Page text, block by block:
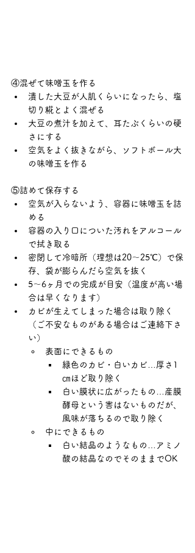
④混ぜて味噌玉を作る
潰した大豆が人肌くらいになったら、塩
切り糀とよく混ぜる
大豆の煮汁を加えて、耳たぶくらいの硬
さにする
空気をよく抜きながら、ソフトボール大
の味噌玉を作る
⑤詰めて保存する
空気が入らないよう、容器に味噌玉を詰
める
容器の入り口についた汚れをアルコール
で拭き取る
密閉して冷暗所（理想は20～25℃）で保
存、袋が膨らんだら空気を抜く
5～6ヶ月での完成が目安（温度が高い場
合は早くなります）
カビが生えてしまった場合は取り除く
（ご不安なものがある場合はご連絡下さ
い）
表面にできるもの
緑色のカビ・白いカビ…厚さ1
㎝ほど取り除く
白い膜状に広がったもの…産膜
酵母という害はないものだが、
風味が落ちるので取り除く
中にできるもの
白い結晶のようなもの…アミノ
酸の結晶なのでそのままでOK